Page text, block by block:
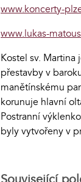
www.koncerty-
www.lukas-
Kostel sv.
přestavby v
manětínskému
korunuje hlavní
Postranní
byly vytvořeny v